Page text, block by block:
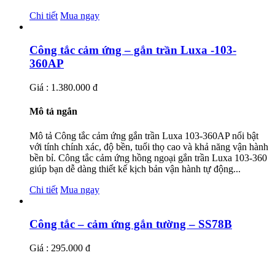
Chi tiết Mua ngay
Công tắc cảm ứng – gắn trần Luxa -103-
360AP
Giá : 1.380.000 đ
Mô tả ngắn
Mô tả Công tắc cảm ứng gắn trần Luxa 103-360AP nổi bật
với tính chính xác, độ bền, tuổi thọ cao và khả năng vận hành
bền bỉ. Công tắc cảm ứng hồng ngoại gắn trần Luxa 103-360
giúp bạn dễ dàng thiết kế kịch bản vận hành tự động...
Chi tiết Mua ngay
Công tắc – cảm ứng gắn tường – SS78B
Giá : 295.000 đ